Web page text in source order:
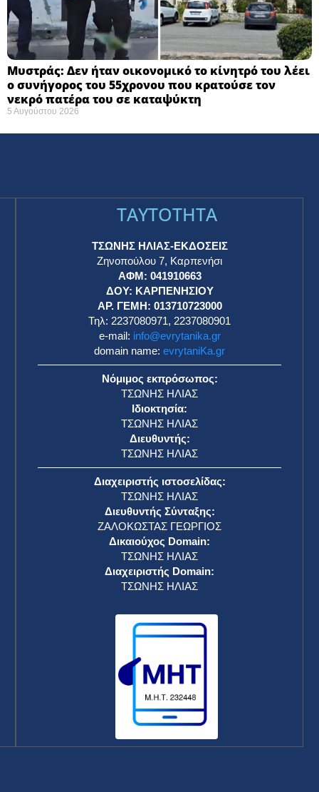
Μυστράς: Δεν ήταν οικονομικό το κίνητρό του λέει
ο συνήγορος του 55χρονου που κρατούσε τον
νεκρό πατέρα του σε καταψύκτη
5 Αυγούστου 2026
TAYTOTHTA
ΤΣΩΝΗΣ ΗΛΙΑΣ-ΕΚΔΟΣΕΙΣ
Ζηνοπούλου 7, Καρπενήσι
ΑΦΜ: 041910663
ΔΟΥ: ΚΑΡΠΕΝΗΣΙΟΥ
ΑΡ. ΓΕΜΗ: 013710723000
Τηλ: 2237080971, 2237080901
e-mail: info@evrytanika.gr
domain name: evrytaniKa.gr
Νόμιμος εκπρόσωπος:
ΤΣΩΝΗΣ ΗΛΙΑΣ
Ιδιοκτησία:
ΤΣΩΝΗΣ ΗΛΙΑΣ
Διευθυντής:
ΤΣΩΝΗΣ ΗΛΙΑΣ
Διαχειριστής ιστοσελίδας:
ΤΣΩΝΗΣ ΗΛΙΑΣ
Διευθυντής Σύνταξης:
ΖΑΛΟΚΩΣΤΑΣ ΓΕΩΡΓΙΟΣ
Δικαιούχος Domain:
ΤΣΩΝΗΣ ΗΛΙΑΣ
Διαχειριστής Domain:
ΤΣΩΝΗΣ ΗΛΙΑΣ